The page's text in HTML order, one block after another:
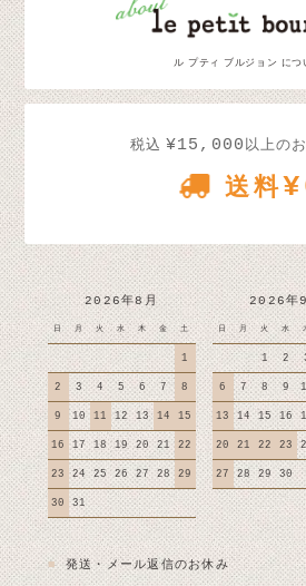
ル プティ ブルジョン につ
税込 ¥15,000 以上の
送料
2026年8月
日 月 火 水 木 金 土
1
2 3 4 5 6 7 8
9 10 11 12 13 14 15
16 17 18 19 20 21 22
23 24 25 26 27 28 29
30 31
2026年
日 月 火 水
1 2
6 7 8 9
13 14 15 16
20 21 22 23
27 28 29 30
■発送・メール返信のお休み